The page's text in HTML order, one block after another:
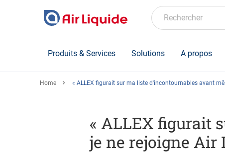
Rechercher
Produits & Services Solutions A propos
Home « ALLEX figurait sur ma liste d'incontournables avant
« ALLEX figurait
je ne rejoigne Air